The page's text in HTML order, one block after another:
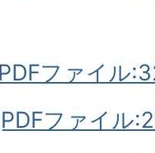
ファイル
ファイル